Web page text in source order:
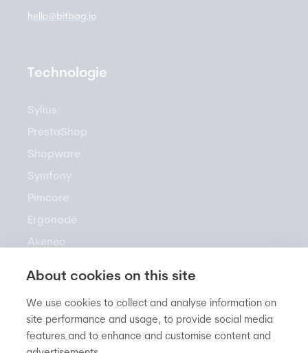
About cookies on this site
We use cookies to collect and analyse information on
site performance and usage, to provide social media
features and to enhance and customise content and
hello@bitbag.io
Technologie
Sylius
PrestaShop
Shopware
Symfony
Pimcore
Ergonode
Akeneo
Zasoby
Newsletter